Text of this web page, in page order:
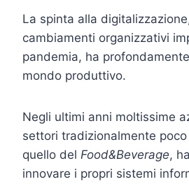
La spinta alla
cambiamenti organizzativi
pandemia, ha
mondo produttivo.
Negli ultimi anni moltissime
settori tradizionalmente
quello del Food&Beverage,
innovare i propri sistemi